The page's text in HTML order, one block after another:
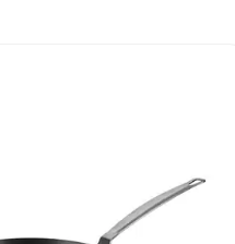
Zarif tasarımı, dayanıklı
yer alan tüm parçalar,
eğlenceli vakitler